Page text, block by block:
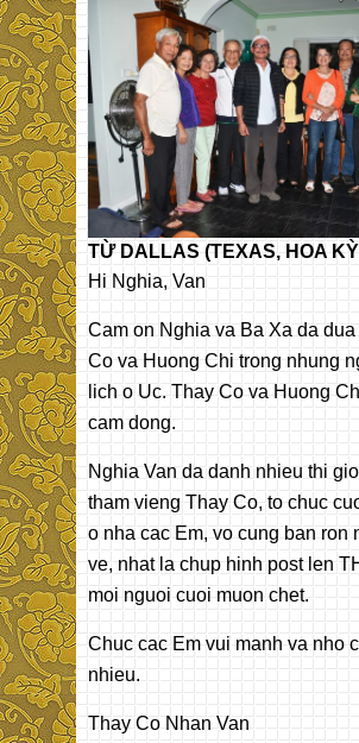
TỪ DALLAS (TEXAS, HOA
Hi Nghia, Van
Cam on Nghia va Ba Xa da
Co va Huong Chi trong nhung
lich o Uc. Thay Co va Huong
cam dong.
Nghia Van da danh nhieu thi
tham vieng Thay Co, to chuc
o nha cac Em, vo cung ban ron
ve, nhat la chup hinh post len
moi nguoi cuoi muon chet.
Chuc cac Em vui manh va nho
nhieu.
Thay Co Nhan Van